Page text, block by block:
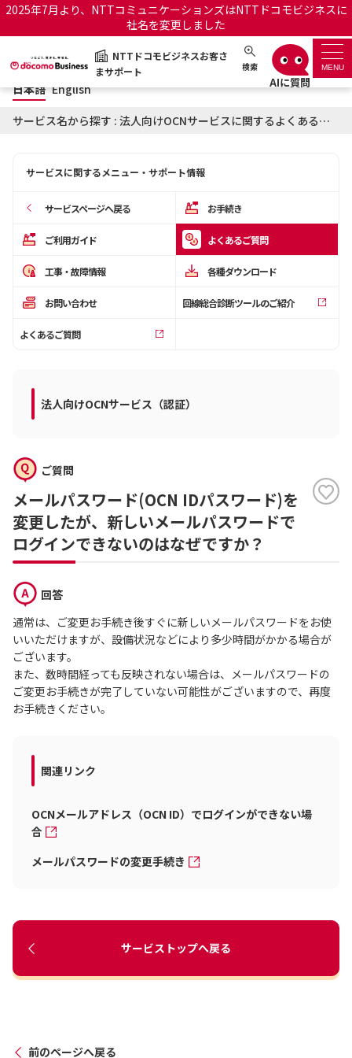
2025年7月より、NTTコミュニケーションズはNTTドコモビジネスに
社名を変更しました
NTTドコモビジネスお客さ
まサポート
検索 MENU
NTTドコモビジネスお客さまサポート 日本語 English
サポートトップ
お知らせ サポートサイトの使い方
OCNのお客さまはこちら
工事・故障情報通知サー
オフィシャルサイト
日本語 English
サービス名から探す : 法人向けOCNサービスに関するよくあるご質問
サービスに関するメニュー・サポート情報
サービスページへ戻る お手続き
ご利用ガイド よくあるご質問
工事・故障情報 各種ダウンロード
お問い合わせ 回線総合診断ツールのご紹介
よくあるご質問
法人向けOCNサービス（認証）
ご質問
メールパスワード(OCN IDパスワード)を
変更したが、新しいメールパスワードで
ログインできないのはなぜですか？
回答
通常は、ご変更お手続き後すぐに新しいメールパスワードをお使
いいただけますが、設備状況などにより多少時間がかかる場合が
ございます。
また、数時間経っても反映されない場合は、メールパスワードの
ご変更お手続きが完了していない可能性がございますので、再度
お手続きください。
関連リンク
OCNメールアドレス（OCN ID）でログインができない場
合
メールパスワードの変更手続き
サービストップへ戻る
前のページへ戻る